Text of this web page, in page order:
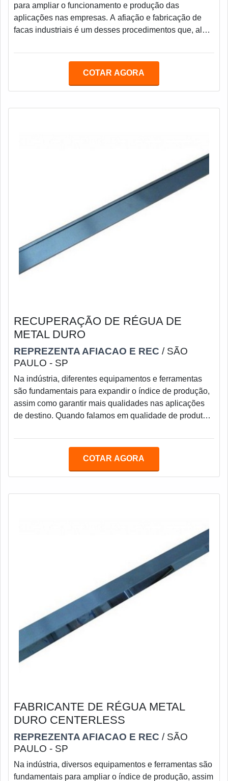
para ampliar o funcionamento e produção das
aplicações nas empresas. A afiação e fabricação de
facas industriais é um desses procedimentos que, além
empreendedor.As facas industriais são ferramentas
afiadas é a mesma coisa que garantir eficácia no
COTAR AGORA
RECUPERAÇÃO DE RÉGUA DE
METAL DURO
REPREZENTA AFIACAO E REC / SÃO
PAULO - SP
Na indústria, diferentes equipamentos e ferramentas
são fundamentais para expandir o índice de produção,
assim como garantir mais qualidades nas aplicações
de destino. Quando falamos em qualidade de produto e
metal duro, usada para guiar as peças nos processos
produção da ferramenta, que é utilizada principalmente
COTAR AGORA
FABRICANTE DE RÉGUA METAL
DURO CENTERLESS
REPREZENTA AFIACAO E REC / SÃO
PAULO - SP
Na indústria, diversos equipamentos e ferramentas são
fundamentais para ampliar o índice de produção, assim